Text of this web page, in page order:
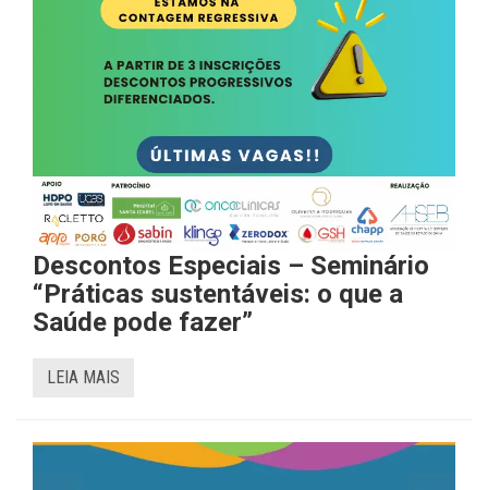
Descontos Especiais – Seminário
“Práticas sustentáveis: o que a
Saúde pode fazer”
LEIA MAIS